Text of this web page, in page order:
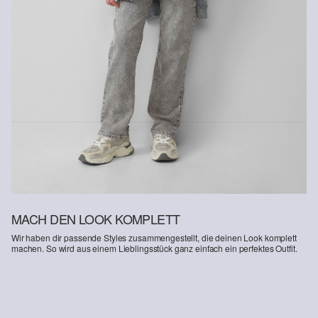
Supporting Better Cotton: Wenn Du dich für unsere
Baumwollprodukte entscheidest, unterstützt Du unsere Investition
in die Mission von Better Cotton, Gemeinschaften zu helfen
fortzubestehen und zu gedeihen; und gleichzeitig die Umwelt zu
schützen und wiederherzustellen. Better Cotton unterstützt
landwirtschaftliche Gemeinschaften in sozialer, ökologischer und
wirtschaftlicher Hinsicht, indem Landwirt: innen in nachhaltigeren
Anbaumethoden geschult werden. Dieses Produkt wird über ein
System der Massenbilanz erzeugt und enthält daher
möglicherweise kein Better Cotton. Mehr Informationen dazu
MACH DEN LOOK KOMPLETT
Wir haben dir passende Styles zusammengestellt, die deinen Look komplett
machen. So wird aus einem Lieblingsstück ganz einfach ein perfektes Outfit.